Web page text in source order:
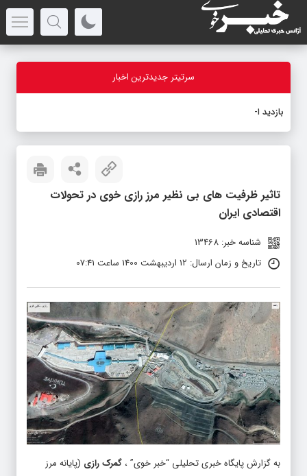
سرتیتر جدیدترین اخبار
بازدید استاندار آذربایجان‌
تاثیر ظرفیت های بی نظیر مرز رازی خوی در تحولات
اقتصادی ایران
شناسه خبر: 13468
تاریخ و زمان ارسال: 12 اردیبهشت 1400 ساعت 07:41
به گزارش پایگاه خبری تحلیلی “خبر خوی” ، گمرک رازی (پایانه مرز